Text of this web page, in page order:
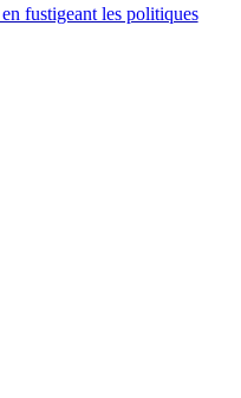
fustigeant les politiques